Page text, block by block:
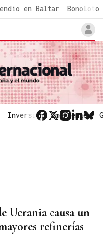
en Baltar Bonoloto
Inversión Emergentes
Ucrania causa un
refinerías